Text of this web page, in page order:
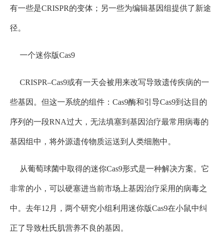
有一些是CRISPR的变体；另一些为编辑基因组提供了新途
径。
一个迷你版Cas9
CRISPR–Cas9或有一天会被用来改写导致遗传疾病的一
些基因。但这一系统的组件：Cas9酶和引导Cas9到达目的
序列的一段RNA过大，无法填塞到基因治疗最常用病毒的
基因组中，将外源遗传物质运送到人类细胞中。
从葡萄球菌中取得的迷你Cas9形式是一种解决方案。它
非常的小，可以硬塞进当前市场上基因治疗采用的病毒之
中。去年12月，两个研究小组利用迷你版Cas9在小鼠中纠
正了导致杜氏肌营养不良的基因。